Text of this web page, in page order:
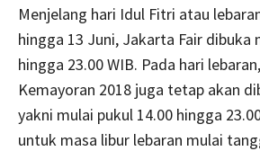
Menjelang hari Idul Fitri atau
hingga 13 Juni, Jakarta Fair dibuka
hingga 23.00 WIB. Pada hari
Kemayoran 2018 juga tetap akan
yakni mulai pukul 14.00 hingga
untuk masa libur lebaran mulai